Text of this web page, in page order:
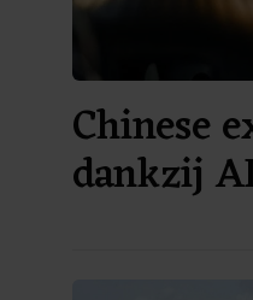
Chinese
dankzij